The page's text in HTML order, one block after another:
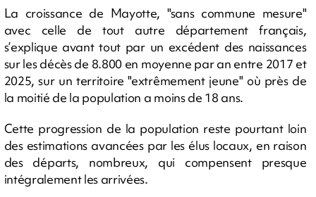
La croissance de Mayotte, "sans commune mesure"
avec celle de tout autre département français,
s’explique avant tout par un excédent des naissances
sur les décès de 8.800 en moyenne par an entre 2017 et
2025, sur un territoire "extrêmement jeune" où près de
la moitié de la population a moins de 18 ans.
Cette progression de la population reste pourtant loin
des estimations avancées par les élus locaux, en raison
des départs, nombreux, qui compensent presque
intégralement les arrivées.